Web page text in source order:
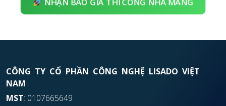
CÔNG TY CỔ PHẦN CÔNG NGHỆ LISADO VIỆT
NAM
MST: 0107665649